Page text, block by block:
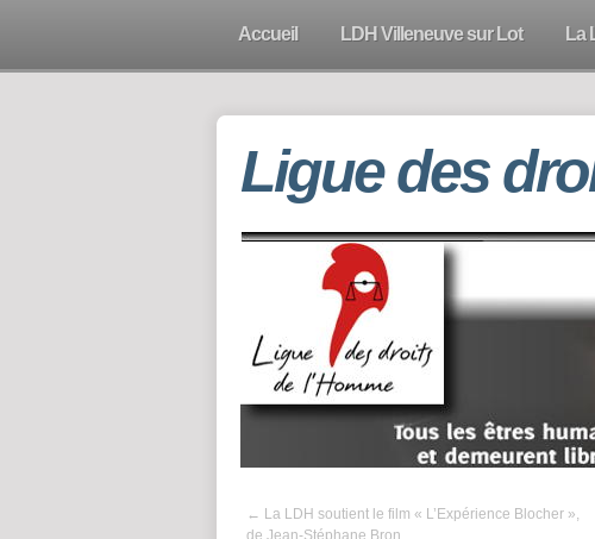
Accueil LDH Villeneuve sur Lot La
Ligue des
← La LDH soutient le film « L’Expérience Blocher »,
de Jean-Stéphane Bron